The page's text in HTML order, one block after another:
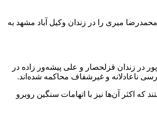
۱۴۰۴ با اسامی ابراهیم دولت‌آبادی، مهدی رسولی و محمدرضا میری را در زندان وکیل آباد مشهد به
در زندان قزلحصار و علی پیشه‌ور زاده در
ناعادلانه و غیرشفاف محاکمه شده‌اند.
زیستی مواجه هستند که اکثر آن‌ها نیز با اتهامات سنگین روبرو